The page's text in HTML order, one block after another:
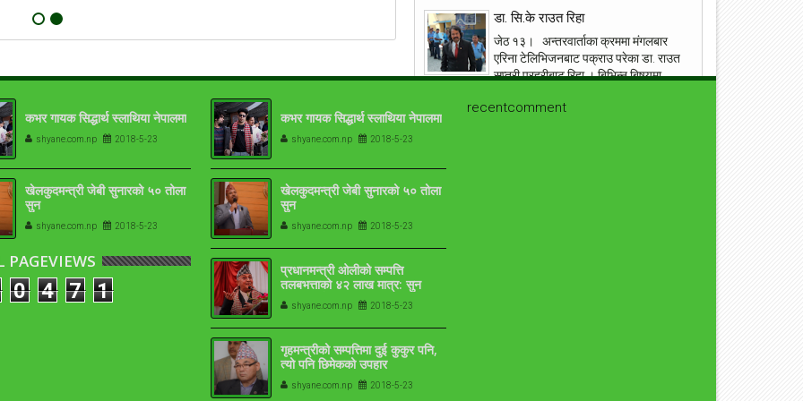
डा. सि.के राउत रिहा
जेठ १३। अन्तरवार्ताका क्रममा मंगलबार
एरिना टेलिभिजनबाट पक्राउ परेका डा. राउत
सप्तरी प्रहरीबाट रिहा । बिभिन्न बिषयमा
१९ वर्षमा बितेको भनिएको छोरो एक्कासी देखेपछि आमा
आँफुले जन्माएर हुर्काएको सन्तानको निधनमा जो कोहि पनि
भावबिह्वल हुनु सामान्य कुरा हो । तर आँफुले जन्माएर १९ वर्ष
युद्ध मैदानमा अंग्रेज फौज, ‘नालापानी’ छायांकनका केही
दृश्य
कभर गायक सिद्धार्थ स्लाथिया नेपालमा
shyane.com.np 2018-5-23
खेलकुदमन्त्री जेबी सुनारको ५० तोला
सुन
shyane.com.np 2018-5-23
PAGEVIEWS
0 4 7 1
कभर गायक सिद्धार्थ स्लाथिया नेपालमा
shyane.com.np 2018-5-23
खेलकुदमन्त्री जेबी सुनारको ५० तोला
सुन
shyane.com.np 2018-5-23
प्रधानमन्त्री ओलीको सम्पत्ति
तलबभत्ताको ४२ लाख मात्र: सुन
१७-१८ तोला
shyane.com.np 2018-5-23
गृहमन्त्रीको सम्पत्तिमा दुई कुकुर पनि,
त्यो पनि छिमेकको उपहार
shyane.com.np 2018-5-23
recentcomment